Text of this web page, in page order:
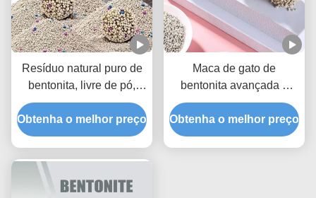
Resíduo natural puro de
bentonita, livre de pó,
para gatos, com
aglomeração rápida e
fórmula de baixo
Obtenha o melhor preço
Maca de gato de
bentonita avançada e
ecológica, livre de poeira,
com forte capacidade de
aglomeração e excelente
Obtenha o melhor preço